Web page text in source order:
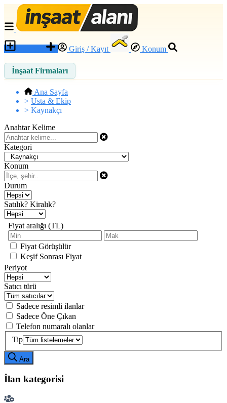
Giriş / Kayıt Konum
İnşaat Firmaları
Ana Sayfa
> Usta & Ekip
> Kaynakçı
Anahtar Kelime
Kategori
Konum
Durum
Satılık? Kiralık?
Fiyat aralığı (TL)
Fiyat Görüşülür
Keşif Sonrası Fiyat
Periyot
Satıcı türü
Sadece resimli ilanlar
Sadece Öne Çıkan
Telefon numaralı olanlar
Tip
Ara
İlan kategorisi